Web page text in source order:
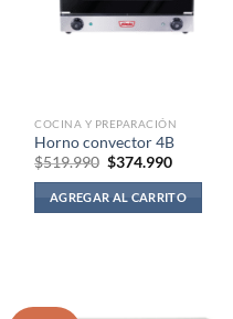
COCINA Y PREPARACIÓN
Horno convector 4B
$519.990 El
original
era:
$519.990.
$374.990El
actual
es:
$374.990.
AGREGAR AL CARRITO